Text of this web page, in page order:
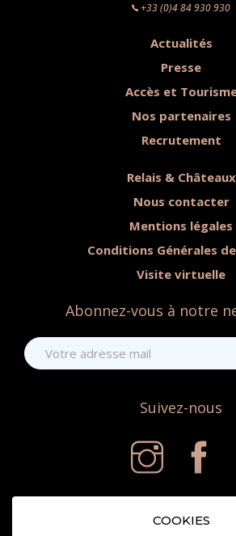
COOKIES
+33 (0)4 84 930 930
Actualités
Presse
Accès et
Nos partenaires
Recrutement
Relais & Châteaux
Nous contacter
Mentions légales
Conditions Générales
Visite virtuelle
Abonnez-vous à notre
Suivez-nous